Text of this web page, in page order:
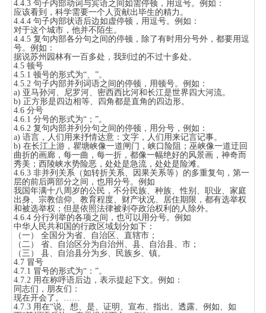
4.4.3 句子内部动词与宾语之间如需停顿，用逗号。例如：
应该看到，科学需要一个人贡献出毕生的精力。
4.4.4 句子内部状语后边如虚停顿，用逗号。例如：
对于这个城市，他并不陌生。
4.4.5 复句内部各分句之间的停顿，除了有时用分号外，都要用逗
号。例如：
据说苏州园林有一百多处，我到过的不过十多处。
4.5 顿号
4.5.1 顿号的形式为“、”。
4.5.2 句子内部并列词语之间的停顿，用顿号。例如：
a) 亚马孙河、尼罗河、密西西比河和长江是世界四大河流。
b) 正方形是四边相等、四角都是直角的四边形。
4.6 分号
4.6.1 分号的形式为“；”。
4.6.2 复句内部并列分句之间的停顿，用分号，例如：
a) 语言，人们用来抒情达意：文字，人们用来记言记事。
b) 在长江上游，瞿塘峡像一道闸门，峡口险阻；巫峡像一道迂回
曲折的画廊，每一曲，每一折，都像一幅绝好的风景画，神奇而
秀美；西陵峡水势险恶，处处是急流，处处是险滩。
4.6.3 非并列关系（如转折关系、因果关系等）的多重复句，第一
层的前后两部分之间，也用分号。例如
我国年满十八周岁的公民，不分民族、种族、性别、职业、家庭
出身、宗教信仰、教育程度、财产状况、居住期限，都有选举权
和被选举权；但是依照法律被剥夺政治权利的人除外。
4.6.4 分行列举的各项之间，也可以用分号。例如
中华人民共和国的行政区域划分如下：
（一） 全国分为省、自治区、直辖市；
（二） 省、自治区分为自治州、县、自治县、市；
（三） 县、自治县分为乡、民族乡、镇。
4.7 冒号
4.7.1 冒号的形式为“：”。
4.7.2 用在称呼语后边，表示提起下文。例如：
同志们，朋友们：
现在开会了。……
4.7.3 用在“说、想、是、证明、宣布、指出、透露、例如、如